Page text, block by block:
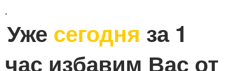
.
Уже сегодня за 1
час избавим Вас от